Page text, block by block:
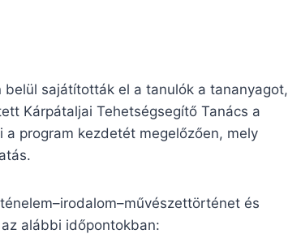
sajátították el a tanulók a tananyagot,
Kárpátaljai Tehetségsegítő Tanács a
program kezdetét megelőzően, mely
és
alábbi időpontokban: